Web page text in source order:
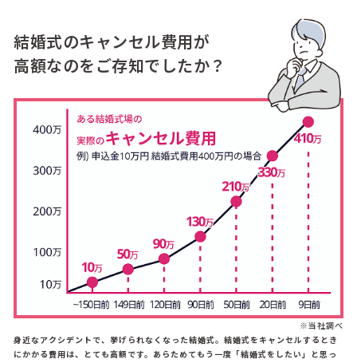
結婚式のキャンセル費用が
高額なのをご存知でしたか？
※当社調べ
身近なアクシデントで、挙げられなくなった結婚式。結婚式をキャンセルするとき
にかかる費用は、とても高額です。あらためてもう一度「結婚式をしたい」と思っ